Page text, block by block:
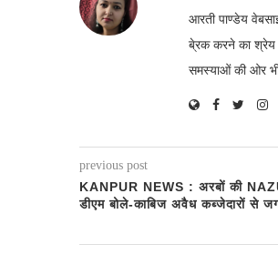
आरती पाण्डेय
बे्रक करने का श्रेय
समस्याओं की ओर
previous post
KANPUR NEWS : अरबों की
डीएम बोले-काबिज अवैध कब्जेदारों से